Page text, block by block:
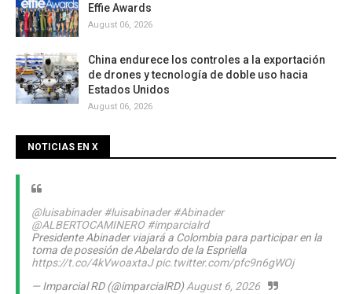
Effie Awards
August 06, 2026
China endurece los controles a la exportación
de drones y tecnología de doble uso hacia
Estados Unidos
August 06, 2026
NOTICIAS EN X
@luisabinader #luisabinader #Abinader
@ALBERTOCAMINERO #imparcialrd
Presidente Abinader viajará a Colombia para participar en la
toma de posesión de Abelardo de la Espriella
https://t.co/4kVwoaxtaJ pic.twitter.com/pfc9n6gWOj
— Imparcial RD (@imparcialRD)August 6, 2026